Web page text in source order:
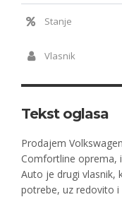
Stanje
Vlasnik
Tekst oglasa
Prodajem
Comfortline oprema,
Auto je drugi vlasnik,
potrebe, uz redovito